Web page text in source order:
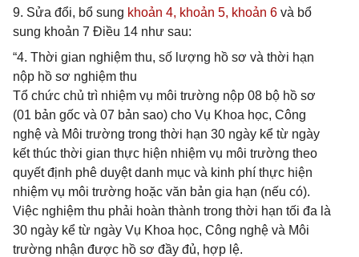
9. Sửa đổi, bổ sung khoản 4, khoản 5, khoản 6 và bổ
sung khoản 7 Điều 14 như sau:
“4. Thời gian nghiệm thu, số lượng hồ sơ và thời hạn
nộp hồ sơ nghiệm thu
Tổ chức chủ trì nhiệm vụ môi trường nộp 08 bộ hồ sơ
(01 bản gốc và 07 bản sao) cho Vụ Khoa học, Công
nghệ và Môi trường trong thời hạn 30 ngày kể từ ngày
kết thúc thời gian thực hiện nhiệm vụ môi trường theo
quyết định phê duyệt danh mục và kinh phí thực hiện
nhiệm vụ môi trường hoặc văn bản gia hạn (nếu có).
Việc nghiệm thu phải hoàn thành trong thời hạn tối đa là
30 ngày kể từ ngày Vụ Khoa học, Công nghệ và Môi
trường nhận được hồ sơ đầy đủ, hợp lệ.